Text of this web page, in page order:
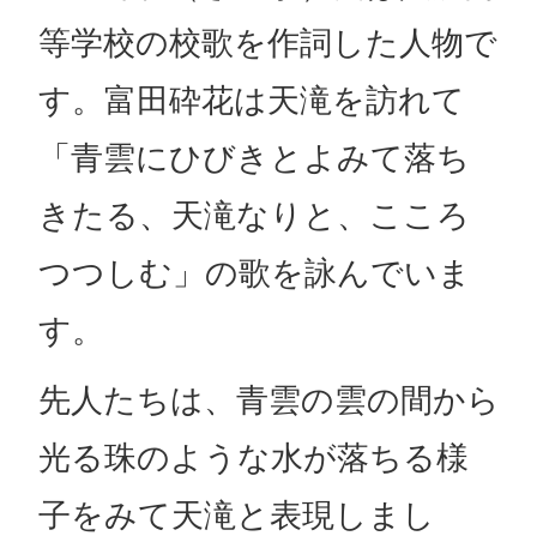
等学校の校歌を作詞した人物で
す。富田砕花は天滝を訪れて
「青雲にひびきとよみて落ち
きたる、天滝なりと、こころ
つつしむ」の歌を詠んでいま
す。
先人たちは、青雲の雲の間から
光る珠のような水が落ちる様
子をみて天滝と表現しまし